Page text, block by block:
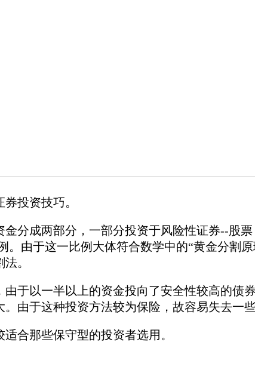
投资技巧。
分成两部分，一部分投资于风险性证券--股
。由于这一比例大体符合数学中的“黄金分割
。
以一半以上的资金投向了安全性较高的债
由于这种投资方法较为保险，故容易失去一
那些保守型的投资者选用。